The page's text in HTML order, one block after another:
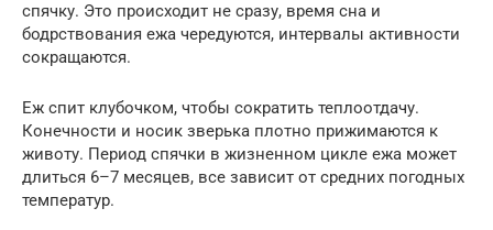
спячку. Это происходит не сразу, время сна и
бодрствования ежа чередуются, интервалы активности
сокращаются.
Еж спит клубочком, чтобы сократить теплоотдачу.
Конечности и носик зверька плотно прижимаются к
животу. Период спячки в жизненном цикле ежа может
длиться 6–7 месяцев, все зависит от средних погодных
температур.